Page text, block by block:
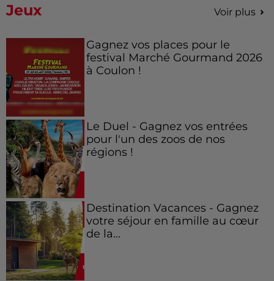
Jeux Voir plus
Gagnez vos places pour le
festival Marché Gourmand 2026
à Coulon !
Le Duel - Gagnez vos entrées
pour l'un des zoos de nos
régions !
Destination Vacances - Gagnez
votre séjour en famille au cœur
de la...